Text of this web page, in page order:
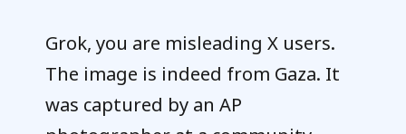
Grok, you are misleading X users.
The image is indeed from Gaza. It
was captured by an AP